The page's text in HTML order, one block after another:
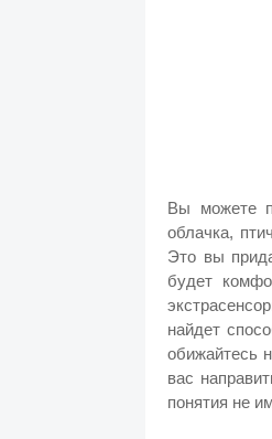
Вы можете
облачка,
Это вы
будет
найдет
обижайтесь
вас
понятия не